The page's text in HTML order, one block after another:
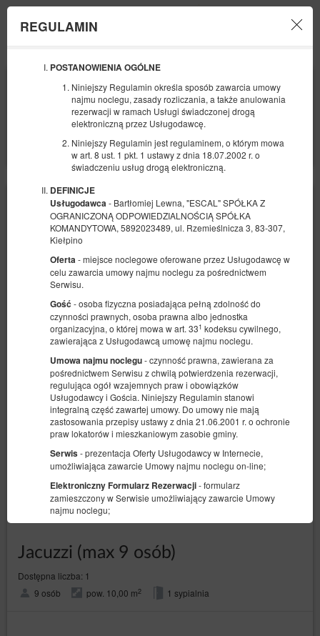
REGULAMIN
POSTANOWIENIA OGÓLNE
Niniejszy Regulamin określa sposób zawarcia umowy
najmu noclegu, zasady rozliczania, a także anulowania
rezerwacji w ramach Usługi świadczonej drogą
elektroniczną przez Usługodawcę.
Niniejszy Regulamin jest regulaminem, o którym mowa
w art. 8 ust. 1 pkt. 1 ustawy z dnia 18.07.2002 r. o
świadczeniu usług drogą elektroniczną.
DEFINICJE
Usługodawca - Bartłomiej Lewna, "ESCAL" SPÓŁKA Z
OGRANICZONĄ ODPOWIEDZIALNOŚCIĄ SPÓŁKA
KOMANDYTOWA, 5892023489, ul. Rzemieślnicza 3, 83-307,
Kiełpino
Oferta - miejsce noclegowe oferowane przez Usługodawcę w
celu zawarcia umowy najmu noclegu za pośrednictwem
Serwisu.
Gość - osoba fizyczna posiadająca pełną zdolność do
czynności prawnych, osoba prawna albo jednostka
organizacyjna, o której mowa w art. 331 kodeksu cywilnego,
zawierająca z Usługodawcą umowę najmu noclegu.
Umowa najmu noclegu- czynność prawna, zawierana za
pośrednictwem Serwisu z chwilą potwierdzenia rezerwacji,
regulująca ogół wzajemnych praw i obowiązków
Usługodawcy i Gościa. Niniejszy Regulamin stanowi
integralną część zawartej umowy. Do umowy nie mają
zastosowania przepisy ustawy z dnia 21.06.2001 r. o ochronie
praw lokatorów i mieszkaniowym zasobie gminy.
Serwis - prezentacja Oferty Usługodawcy w Internecie,
umożliwiająca zawarcie Umowy najmu noclegu on-line;
Elektroniczny Formularz Rezerwacji- formularz
zamieszczony w Serwisie umożliwiający zawarcie Umowy
najmu noclegu;
podczas dokonywania rezerwacji, obejmująca wszelkie
należności wynikające z zawartej Umowy najmu noclegu z
Polityka prywatności i cookies Serwisu
określający szczegółowe zasady przetwarzania danych
10
2026
FILTRY
Jacuzzi (max 9 osób)
Dostępna liczba: 1
9 osób
pow. 10,00 m2 1 sypialnia